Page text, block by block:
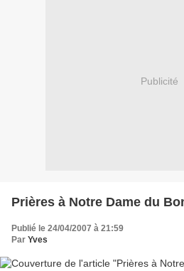
Publicité
Prières à Notre Dame du
Publié le 24/04/2007 à 21:59
Par Yves